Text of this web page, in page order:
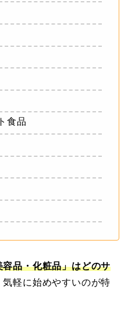
食品
品・化粧品」はどのサ
気軽に始めやすいのが特